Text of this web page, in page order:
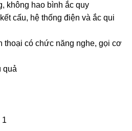
không hao bình ắc quy
cấu, hệ thống điện và ắc qui
thoại có chức năng nghe, gọi cơ
quả
1